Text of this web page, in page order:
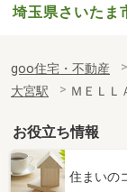
埼玉県さいたま
goo住宅・不動産
大宮駅
ＭＥＬＬ
お役立ち情報
住まいの